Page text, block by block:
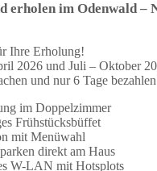
erholen im Odenwald –
Ihre Erholung!
2026 und Juli – Oktober
und nur 6 Tage
im Doppelzimmer
Frühstücksbüffet
mit Menüwahl
direkt am Haus
W-LAN mit Hotsplots